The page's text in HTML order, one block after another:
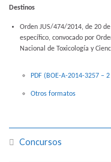
Destinos
Orden JUS/474/2014, de 20
específico, convocado por
Nacional de Toxicología y
PDF (BOE-A-2014-3257 – 2
Otros formatos
Concursos